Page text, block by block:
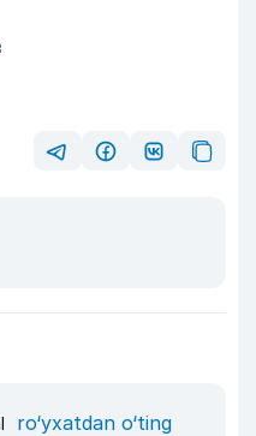
ro‘yxatdan o‘ting